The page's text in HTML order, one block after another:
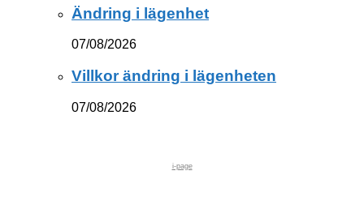
Ändring i lägenhet
07/08/2026
Villkor ändring i lägenheten
07/08/2026
i-page